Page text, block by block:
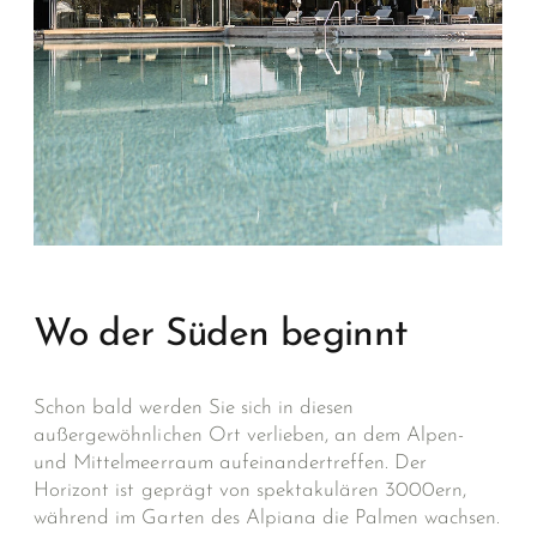
Wo der Süden beginnt
Schon bald werden Sie sich in diesen
außergewöhnlichen Ort verlieben, an dem Alpen-
und Mittelmeerraum aufeinandertreffen. Der
Horizont ist geprägt von spektakulären 3000ern,
während im Garten des Alpiana die Palmen wachsen.